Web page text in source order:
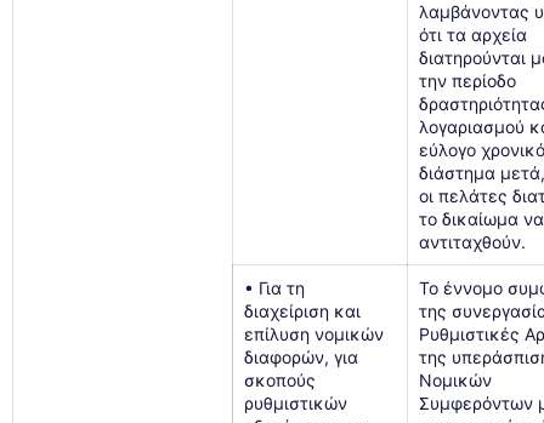
λαμβάνοντας
ότι τα αρχεία
διατηρούνται
την περίοδο
λογαριασμού
εύλογο
διάστημα
οι πελάτες
το δικαίωμα να
αντιταχθούν.
• Για τη
διαχείριση και
επίλυση νομικών
διαφορών, για
σκοπούς
ρυθμιστικών
Το έννομο
της
Ρυθμιστικές
της
Νομικών
Συμφερόντων